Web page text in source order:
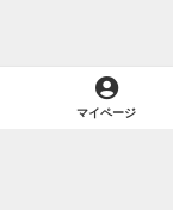
マイページ